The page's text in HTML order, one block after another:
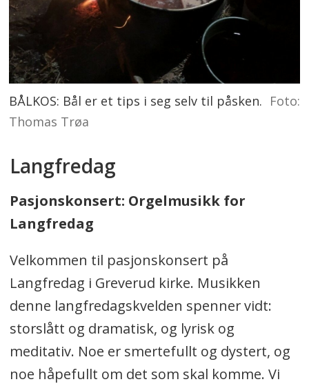
BÅLKOS: Bål er et tips i seg selv til påsken. Foto:
Thomas Trøa
Langfredag
Pasjonskonsert: Orgelmusikk for
Langfredag
Velkommen til pasjonskonsert på
Langfredag i Greverud kirke. Musikken
denne langfredagskvelden spenner vidt:
storslått og dramatisk, og lyrisk og
meditativ. Noe er smertefullt og dystert, og
noe håpefullt om det som skal komme. Vi